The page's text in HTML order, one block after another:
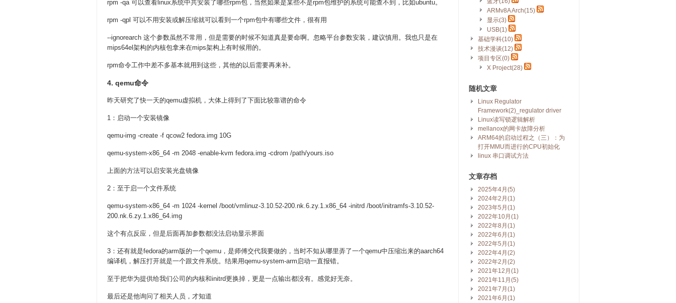
rpm -qa 可以查看linux系统中共安装了哪些rpm包，当然如果是某些不是rpm包维护的系统可能查不到，比如ubuntu。
rpm -qpl 可以不用安装或解压缩就可以看到一个rpm包中有哪些文件，很有用
--ignorearch 这个参数虽然不常用，但是需要的时候不知道真是要命啊。忽略平台参数安装，建议慎用。我也只是在
mips64el架构的内核包拿来在mips架构上有时候用的。
rpm命令工作中差不多基本就用到这些，其他的以后需要再来补。
4. qemu命令
昨天研究了快一天的qemu虚拟机，大体上得到了下面比较靠谱的命令
1：启动一个安装镜像
qemu-img -create -f qcow2 fedora.img 10G
qemu-system-x86_64 -m 2048 -enable-kvm fedora.img -cdrom /path/yours.iso
上面的方法可以启安装光盘镜像
2：至于启一个文件系统
qemu-system-x86_64 -m 1024 -kernel /boot/vmlinuz-3.10.52-200.nk.6.zy.1.x86_64 -initrd /boot/initramfs-3.10.52-
200.nk.6.zy.1.x86_64.img
这个有点反应，但是后面再加参数都没法启动显示界面
3：还有就是fedora的arm版的一个qemu，是师傅交代我要做的，当时不知从哪里弄了一个qemu中压缩出来的aarch64
编译机，解压打开就是一个跟文件系统。结果用qemu-system-arm启动一直报错。
至于把华为提供给我们公司的内核和initrd更换掉，更是一点输出都没有。感觉好无奈。
最后还是他询问了相关人员，才知道
ARMv8A Arch(15)
显示(3)
USB(1)
基础学科(10)
技术漫谈(12)
项目专区(0)
X Project(28)
随机文章
Linux Regulator
Framework(2)_regulator driver
Linux读写锁逻辑解析
mellanox的网卡故障分析
ARM64的启动过程之（三）：为
打开MMU而进行的CPU初始化
linux 串口调试方法
文章存档
2025年4月(5)
2024年2月(1)
2023年5月(1)
2022年10月(1)
2022年8月(1)
2022年6月(1)
2022年5月(1)
2022年4月(2)
2022年2月(2)
2021年12月(1)
2021年11月(5)
2021年7月(1)
2021年6月(1)